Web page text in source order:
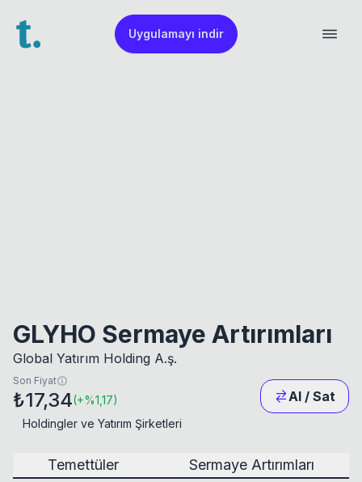
Uygulamayı indir
GLYHO Sermaye Artırımları
Global Yatırım Holding A.ş.
Son Fiyat
₺17,34(+%1,17) Al / Sat
Holdingler ve Yatırım Şirketleri
Temettüler Sermaye Artırımları